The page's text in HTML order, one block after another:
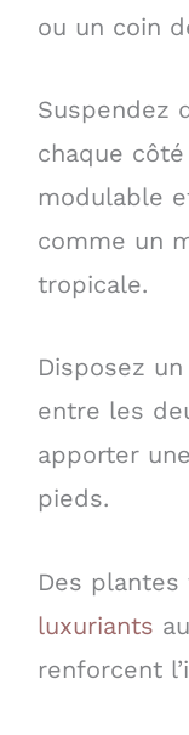
ou un coin
Suspendez
chaque
modulable
comme un
tropicale.
Disposez
entre les
apporter
pieds.
Des
luxuriants
renforcent